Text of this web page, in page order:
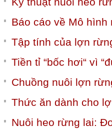
Báo cáo về Mô
Tập tính của lợn
Tiền tỉ “bốc hơi“ vì
Chuồng nuôi lợn
Thức ăn dành cho
Nuôi heo rừng lai: